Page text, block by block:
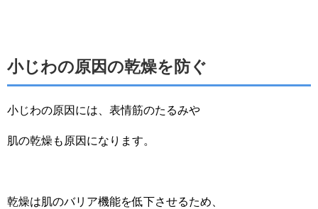
小じわの原因の乾燥を防ぐ
小じわの原因には、表情筋のたるみや
肌の乾燥も原因になります。
乾燥は肌のバリア機能を低下させるため、